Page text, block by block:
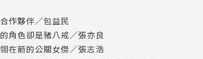
、活動公司，有時連「酒店公關」都混在其中。
執行長，也是先勢行銷傳播集團共同創辦人，
作夥伴／包益民
角色卻是豬八戒／張亦良
在箭的公關女傑／張志浩